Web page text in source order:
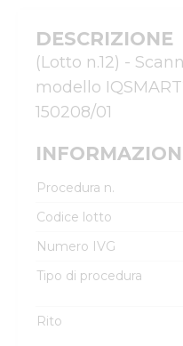
DESCRIZIONE
(Lotto n.12) -
modello
150208/01
Procedura n.
Codice lotto
Numero IVG
Tipo di procedura
Rito